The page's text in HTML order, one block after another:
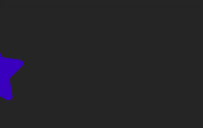
и других культурных
приобретения
в компании любимого